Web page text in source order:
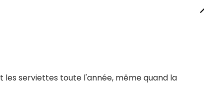
serviettes toute l'année, même quand la